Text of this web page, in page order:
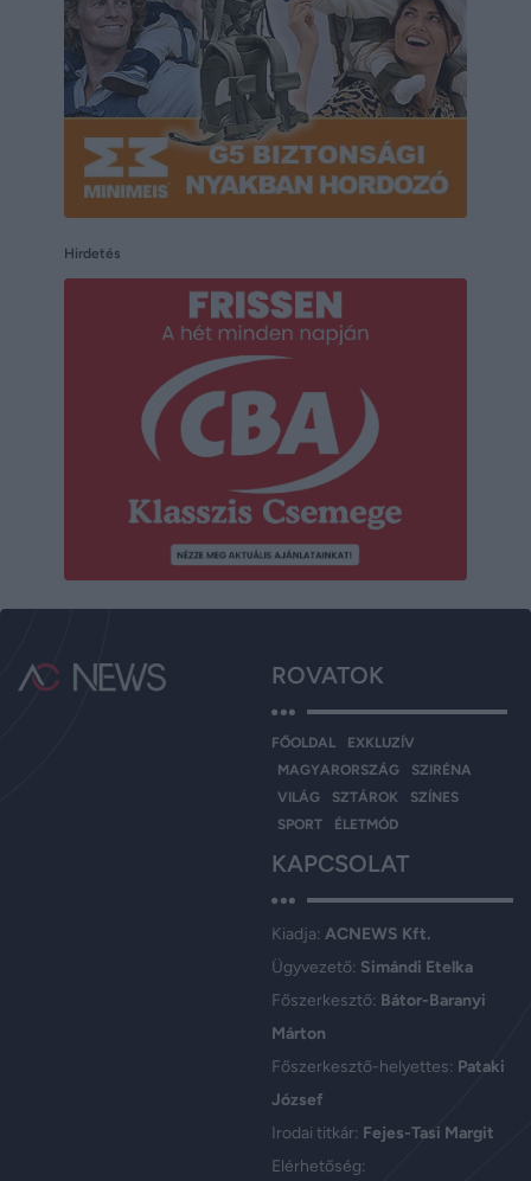
Hirdetés
ROVATOK
FŐOLDAL
EXKLUZÍV
MAGYARORSZÁG
SZIRÉNA
VILÁG
SZTÁROK
SZÍNES
SPORT
ÉLETMÓD
KAPCSOLAT
Kiadja: ACNEWS Kft.
Ügyvezető: Simándi Etelka
Főszerkesztő: Bátor-Baranyi
Márton
Főszerkesztő-helyettes: Pataki
József
Irodai titkár: Fejes-Tasi Margit
Elérhetőség: